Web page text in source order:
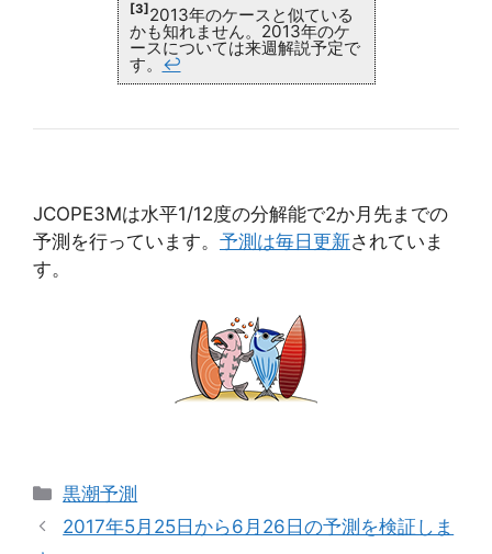
[3] 2013年のケースと似ている
かも知れません。2013年のケ
ースについては来週解説予定で
す。 ↩
JCOPE3Mは水平1/12度の分解能で2か月先までの
予測を行っています。 予測は毎日更新されていま
す。
カ
テ
黒潮予測
2017年5月25日から6月26日の予測を検証しま